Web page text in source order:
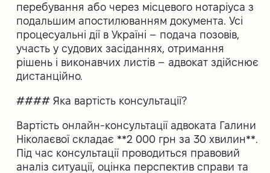
перебування або через місцевого нотаріуса з
подальшим апостилюванням документа. Усі
процесуальні дії в Україні – подача позовів,
участь у судових засіданнях, отримання
рішень і виконавчих листів – адвокат здійснює
дистанційно.
#### Яка вартість консультації?
Вартість онлайн-консультації адвоката Галини
Ніколаєвої складає **2 000 грн за 30 хвилин**.
Під час консультації проводиться правовий
аналіз ситуації, оцінка перспектив справи та